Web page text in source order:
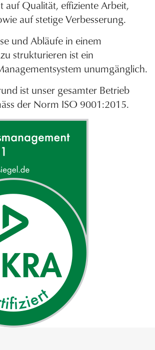
auf Qualität, effiziente Arbeit,
auf stetige Verbesserung.
und Abläufe in einem
strukturieren ist ein
unumgänglich.
ist unser gesamter Betrieb
der Norm ISO 9001:2015.